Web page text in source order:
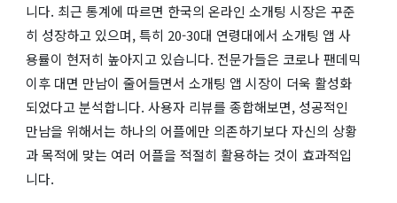
니다. 최근 통계에 따르면 한국의 온라인 소개팅 시장은 꾸준
히 성장하고 있으며, 특히 20-30대 연령대에서 소개팅 앱 사
용률이 현저히 높아지고 있습니다. 전문가들은 코로나 팬데믹
이후 대면 만남이 줄어들면서 소개팅 앱 시장이 더욱 활성화
되었다고 분석합니다. 사용자 리뷰를 종합해보면, 성공적인
만남을 위해서는 하나의 어플에만 의존하기보다 자신의 상황
과 목적에 맞는 여러 어플을 적절히 활용하는 것이 효과적입
니다.